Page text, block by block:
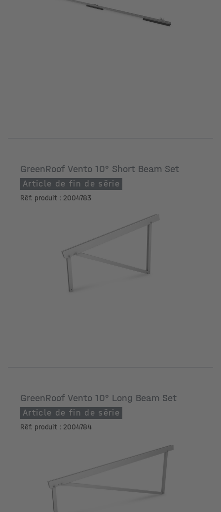
GreenRoof Vento 10° Short Beam Set
Article de fin de série
Réf. produit : 2004783
GreenRoof Vento 10° Long Beam Set
Article de fin de série
Réf. produit : 2004784